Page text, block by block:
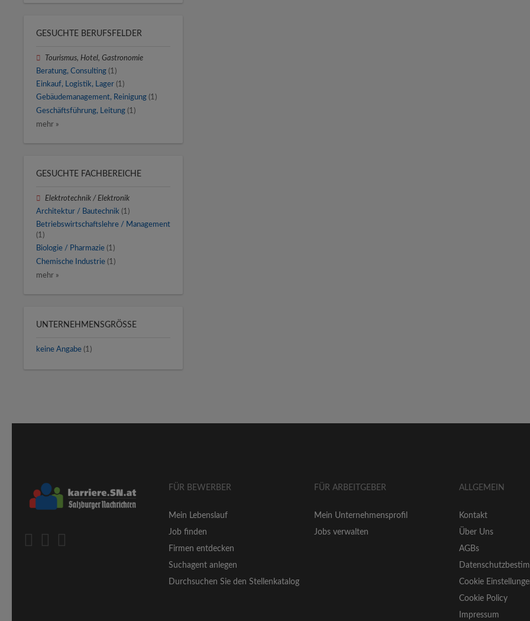
GESUCHTE BERUFSFELDER
Tourismus, Hotel, Gastronomie
Beratung, Consulting (1)
Einkauf, Logistik, Lager (1)
Gebäudemanagement, Reinigung (1)
Geschäftsführung, Leitung (1)
mehr »
GESUCHTE FACHBEREICHE
Elektrotechnik / Elektronik
Architektur / Bautechnik (1)
Betriebswirtschaftslehre / Management
(1)
Biologie / Pharmazie (1)
Chemische Industrie (1)
mehr »
UNTERNEHMENSGRÖSSE
keine Angabe (1)
FÜR BEWERBER
Mein Lebenslauf
Job finden
Firmen entdecken
Suchagent anlegen
Durchsuchen Sie den Stellenkatalog
FÜR ARBEITGEBER
Mein Unternehmensprofil
Jobs verwalten
ALLGEMEIN
Kontakt
Über Uns
AGBs
Cookie
Cookie Policy
Impressum